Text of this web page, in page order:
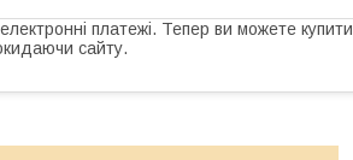
платежі. Тепер ви можете купити
сайту.